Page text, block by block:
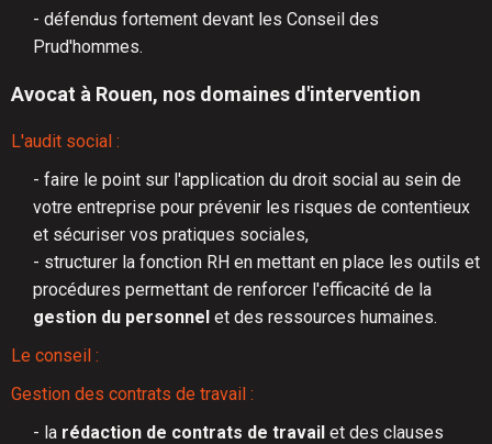
- défendus fortement devant les Conseil des
Prud'hommes.
Avocat à Rouen, nos domaines d'intervention
L'audit social :
- faire le point sur l'application du droit social au sein de
votre entreprise pour prévenir les risques de contentieux
et sécuriser vos pratiques sociales,
- structurer la fonction RH en mettant en place les outils et
procédures permettant de renforcer l'efficacité de la
gestion du personnel et des ressources humaines.
Le conseil :
Gestion des contrats de travail :
- la rédaction de contrats de travail et des clauses